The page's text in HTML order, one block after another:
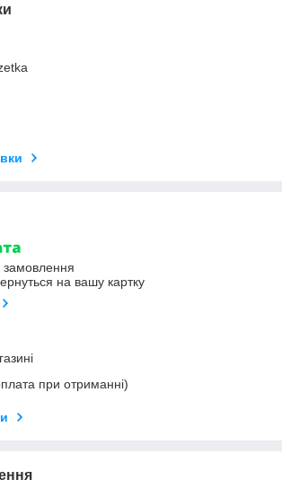
замовлення
на вашу картку
при отриманні)